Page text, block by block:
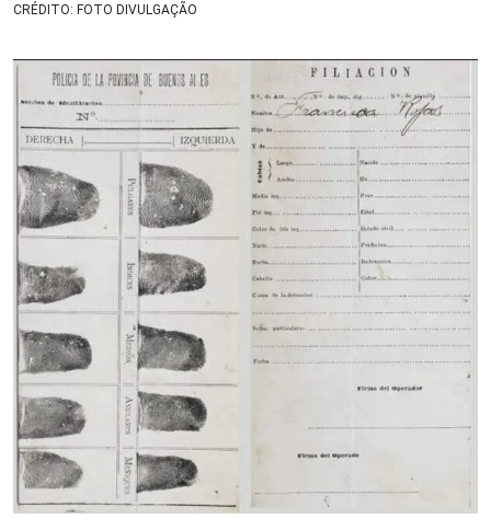
CRÉDITO: FOTO DIVULGAÇÃO